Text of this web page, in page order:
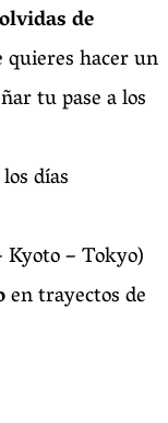
de
quieres hacer un
tu pase a los
días
Kyoto – Tokyo)
en trayectos de